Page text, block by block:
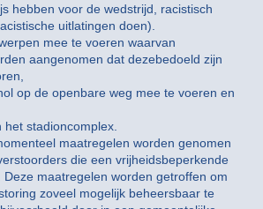
hebben voor de wedstrijd, racistisch
uitlatingen doen).
mee te voeren waarvan
aangenomen dat dezebedoeld zijn
op de openbare weg mee te voeren en
stadioncomplex.
maatregelen worden genomen
die een vrijheidsbeperkende
maatregelen worden getroffen om
zoveel mogelijk beheersbaar te